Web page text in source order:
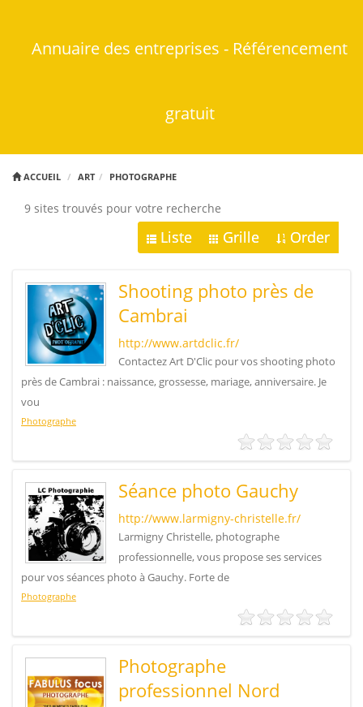
Annuaire des entreprises - Référencement
gratuit
ACCUEIL ART PHOTOGRAPHE
9 sites trouvés pour votre recherche
Liste Grille Order
Shooting photo près de
Cambrai
http://www.artdclic.fr/
Contactez Art D'Clic pour vos shooting photo
près de Cambrai : naissance, grossesse, mariage, anniversaire. Je
vou
Photographe
Séance photo Gauchy
http://www.larmigny-christelle.fr/
Larmigny Christelle, photographe
professionnelle, vous propose ses services
pour vos séances photo à Gauchy. Forte de
Photographe
Photographe
professionnel Nord